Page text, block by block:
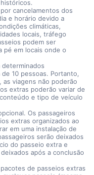
cancelamentos dos
e horário devido a
climáticas,
locais, tráfego
podem ser
pé em locais onde o
10 pessoas. Portanto,
as viagens não poderão
extras poderão variar de
e tipo de veículo
Os passageiros
extras organizados ao
em uma instalação de
serão deixados
do passeio extra e
após a conclusão
de passeios extras